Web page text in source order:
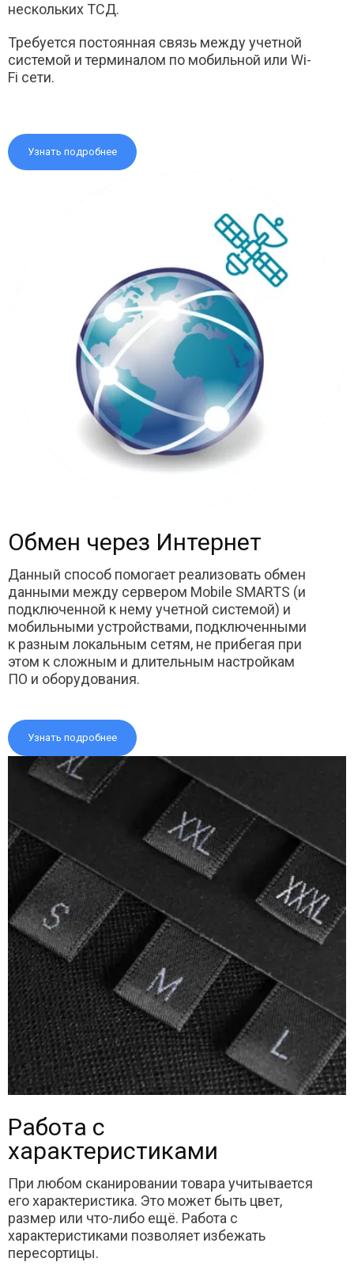
нескольких ТСД.
Требуется постоянная связь между учетной
системой и терминалом по мобильной или Wi-
Fi сети.
Узнать подробнее
Обмен через Интернет
Данный способ помогает реализовать обмен
данными между сервером Mobile SMARTS (и
подключенной к нему учетной системой) и
мобильными устройствами, подключенными
к разным локальным сетям, не прибегая при
этом к сложным и длительным настройкам
ПО и оборудования.
Узнать подробнее
Работа с
характеристиками
При любом сканировании товара учитывается
его характеристика. Это может быть цвет,
размер или что-либо ещё. Работа с
характеристиками позволяет избежать
пересортицы.